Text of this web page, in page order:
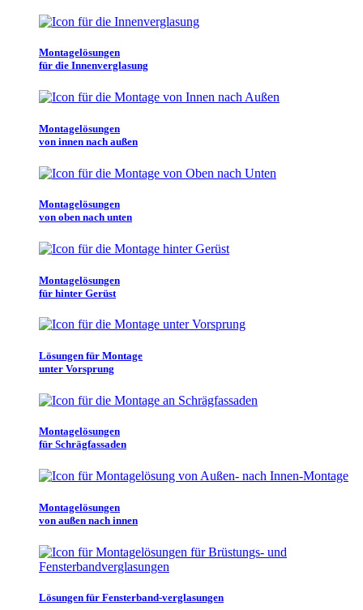
Montagelösungen
für die Innenverglasung
Montagelösungen
von innen nach außen
Montagelösungen
von oben nach unten
Montagelösungen
für hinter Gerüst
Lösungen für Montage
unter Vorsprung
Montagelösungen
für Schrägfassaden
Montagelösungen
von außen nach innen
Lösungen für Fensterband-verglasungen